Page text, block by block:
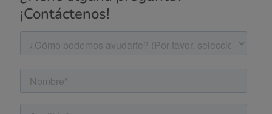
¡Contáctenos!